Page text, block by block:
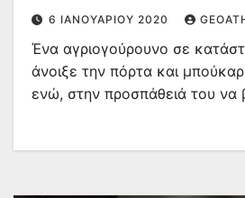
6 ΙΑΝΟΥΑΡΊΟΥ 2020
Ένα αγριογούρουνο σε
άνοιξε την πόρτα και
ενώ, στην προσπάθειά του να